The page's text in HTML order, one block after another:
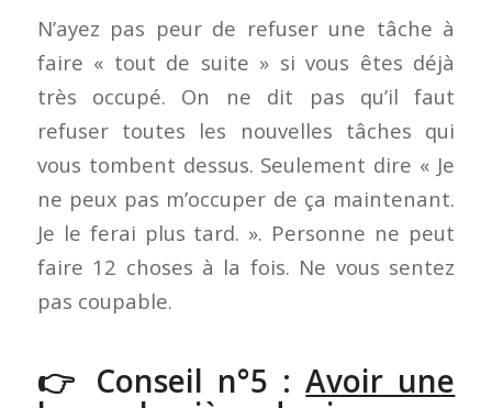
N’ayez pas peur de refuser une tâche à
faire « tout de suite » si vous êtes déjà
très occupé. On ne dit pas qu’il faut
refuser toutes les nouvelles tâches qui
vous tombent dessus. Seulement dire « Je
ne peux pas m’occuper de ça maintenant.
Je le ferai plus tard. ». Personne ne peut
faire 12 choses à la fois. Ne vous sentez
pas coupable.
👉 Conseil n°5 :Avoir une